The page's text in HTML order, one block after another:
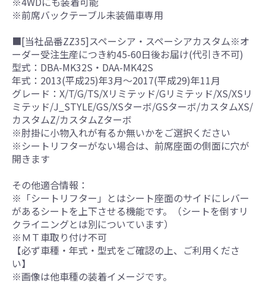
※前席バックテーブル未装備車専用
■[当社品番ZZ35]スペーシア・スペーシアカスタム※オ
ーダー受注生産につき約45-60日後お届け(代引き不可)
型式：DBA-MK32S・DAA-MK42S
年式：2013(平成25)年3月～2017(平成29)年11月
グレード：X/T/G/TS/Xリミテッド/Gリミテッド/XS/XSリ
ミテッド/J_STYLE/GS/XSターボ/GSターボ/カスタムXS/
カスタムZ/カスタムZターボ
※肘掛に小物入れが有るか無いかをご選択ください
※シートリフターがない場合は、前席座面の側面に穴が
開きます
その他適合情報：
※「シートリフター」とはシート座面のサイドにレバー
があるシートを上下させる機能です。（シートを倒すリ
クライニングとは別についています）
※ＭＴ車取り付け不可
【必ず車種・年式・型式をご確認の上、ご利用くださ
い】
※画像は他車種の装着イメージです。